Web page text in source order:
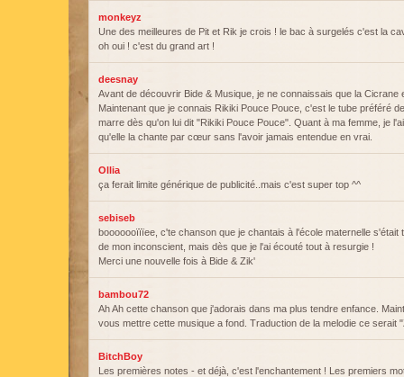
monkeyz
Une des meilleures de Pit et Rik je crois ! le bac à surgelés c'est la
oh oui ! c'est du grand art !
deesnay
Avant de découvrir Bide & Musique, je ne connaissais que la Cicrane
Maintenant que je connais Rikiki Pouce Pouce, c'est le tube préféré
marre dès qu'on lui dit "Rikiki Pouce Pouce". Quant à ma femme, je
qu'elle la chante par cœur sans l'avoir jamais entendue en vrai.
Ollia
ça ferait limite générique de publicité..mais c'est super top ^^
sebiseb
booooooïïïee, c'te chanson que je chantais à l'école maternelle s'était
de mon inconscient, mais dès que je l'ai écouté tout à resurgie !
Merci une nouvelle fois à Bide & Zik'
bambou72
Ah Ah cette chanson que j'adorais dans ma plus tendre enfance.
vous mettre cette musique a fond. Traduction de la melodie ce serait
BitchBoy
Les premières notes - et déjà, c'est l'enchantement ! Les premiers